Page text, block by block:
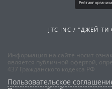
JTC INC / "ДЖЕЙ
Информация на сайте носит
является публичной офертой,
437 Гражданского кодекса РФ
Пользовательское